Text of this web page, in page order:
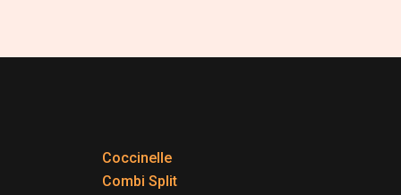
Coccinelle
Combi Split